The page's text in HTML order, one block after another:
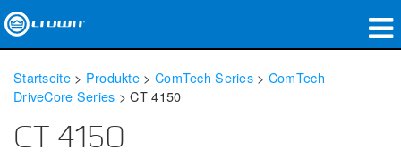
Anwendungen
Netzwerk-Audio
Startseite> Produkte > ComTech Series > ComTech
DriveCore Series >CT 4150
CT 4150